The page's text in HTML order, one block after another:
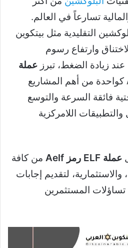
تسارعاً في العالم.
التقليدية مثل بيتكوين
وارتفاع رسوم
عملة
وحلول شبكة Aelf كواحدة من أهم المشاريع
فائقة السرعة والتوسع
اللامركزية
عملة ELF رمز Aelf
من كافة
والاستثمارية، لتقديم إجابات
المستثمرين